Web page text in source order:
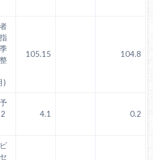
)
105.15 104.8
4.1 0.2